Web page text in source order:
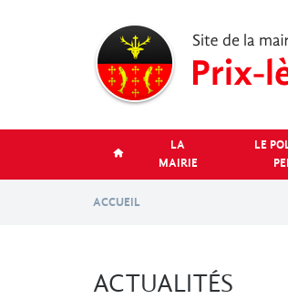
LA
MAIRIE
LE
ACCUEIL
ACTUALITÉS